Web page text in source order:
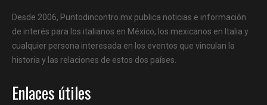
Desde 2006, Puntodincontro.mx publica noticias e información
de interés para los italianos en México, los mexicanos en Italia y
cualquier persona interesada en los eventos que vinculan la
historia y las relaciones de estos dos países.
Enlaces útiles